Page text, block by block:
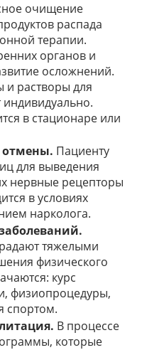
очищение
распада
терапии.
органов и
осложнений.
и растворы для
в стационаре или
отмены. Пациенту
для выведения
нервные рецепторы
в условиях
нарколога.
тяжелыми
физического
курс
физиопроцедуры,
спортом.
В процессе
которые